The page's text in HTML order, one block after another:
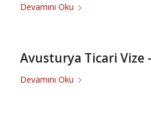
Devamını Oku
Avusturya Ticari Vize
Devamını Oku